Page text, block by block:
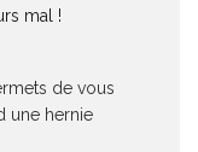
mal !
de vous
une hernie